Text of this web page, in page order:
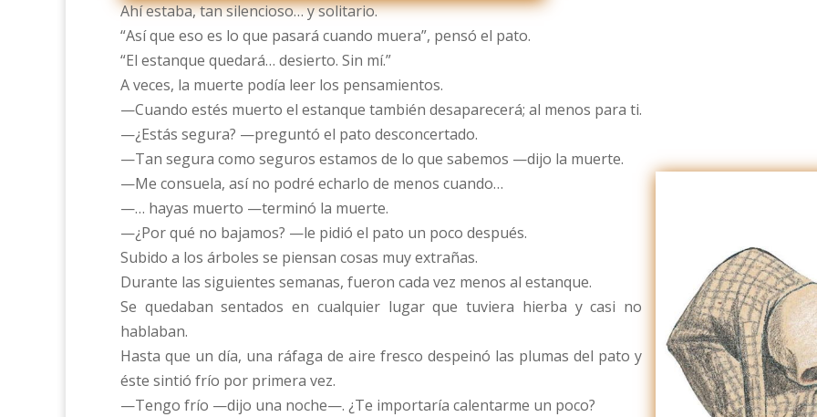
Ahí estaba, tan silencioso… y solitario.
“Así que eso es lo que pasará cuando muera”, pensó el pato.
“El estanque quedará… desierto. Sin mí.”
A veces, la muerte podía leer los pensamientos.
—Cuando estés muerto el estanque también desaparecerá; al menos para ti.
—¿Estás segura? —preguntó el pato desconcertado.
—Tan segura como seguros estamos de lo que sabemos —dijo la muerte.
—Me consuela, así no podré echarlo de menos cuando…
—… hayas muerto —terminó la muerte.
—¿Por qué no bajamos? —le pidió el pato un poco después.
Subido a los árboles se piensan cosas muy extrañas.
Durante las siguientes semanas, fueron cada vez menos al estanque.
Se quedaban sentados en cualquier lugar que tuviera hierba y casi no
hablaban.
Hasta que un día, una ráfaga de aire fresco despeinó las plumas del pato y
éste sintió frío por primera vez.
—Tengo frío —dijo una noche—. ¿Te importaría calentarme un poco?